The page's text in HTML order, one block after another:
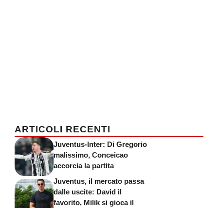
ARTICOLI RECENTI
Juventus-Inter: Di Gregorio
malissimo, Conceicao
accorcia la partita
Juventus, il mercato passa
dalle uscite: David il
favorito, Milik si gioca il